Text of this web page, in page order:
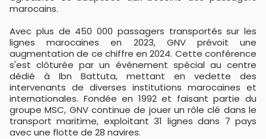
marocains.
Avec plus de 450 000 passagers transportés sur les
lignes marocaines en 2023, GNV prévoit une
augmentation de ce chiffre en 2024. Cette conférence
s'est clôturée par un événement spécial au centre
dédié à Ibn Battuta, mettant en vedette des
intervenants de diverses institutions marocaines et
internationales. Fondée en 1992 et faisant partie du
groupe MSC, GNV continue de jouer un rôle clé dans le
transport maritime, exploitant 31 lignes dans 7 pays
avec une flotte de 28 navires.